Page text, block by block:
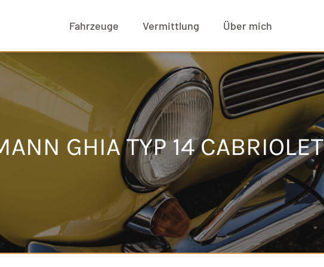
Fahrzeuge Vermittlung Über mich
GHIA TYP 14 CABRIOLET